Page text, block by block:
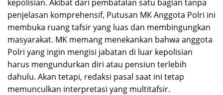
kepolisian. Akibat dari pembatalan satu bagian tanpa
penjelasan komprehensif, Putusan MK Anggota Polri ini
membuka ruang tafsir yang luas dan membingungkan
masyarakat. MK memang menekankan bahwa anggota
Polri yang ingin mengisi jabatan di luar kepolisian
harus mengundurkan diri atau pensiun terlebih
dahulu. Akan tetapi, redaksi pasal saat ini tetap
memunculkan interpretasi yang multitafsir.